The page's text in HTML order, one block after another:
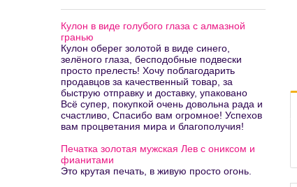
Кулон в виде голубого глаза с алмазной
гранью
Кулон оберег золотой в виде синего,
зелёного глаза, бесподобные подвески
просто прелесть! Хочу поблагодарить
продавцов за качественный товар, за
быструю отправку и доставку, упаковано
Всё супер, покупкой очень довольна рада и
счастливо, Спасибо вам огромное! Успехов
вам процветания мира и благополучия!
Печатка золотая мужская Лев с ониксом и
фианитами
Это крутая печать, в живую просто огонь.